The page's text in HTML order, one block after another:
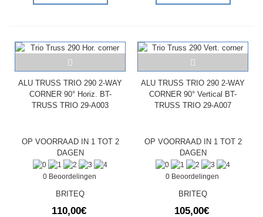
ALU TRUSS TRIO 290 2-WAY
CORNER 90° Horiz. BT-
TRUSS TRIO 29-A003
OP VOORRAAD IN 1 TOT 2
DAGEN
0 Beoordelingen
BRITEQ
110,00€
ALU TRUSS TRIO 290 2-WAY
CORNER 90° Vertical BT-
TRUSS TRIO 29-A007
OP VOORRAAD IN 1 TOT 2
DAGEN
0 Beoordelingen
BRITEQ
105,00€